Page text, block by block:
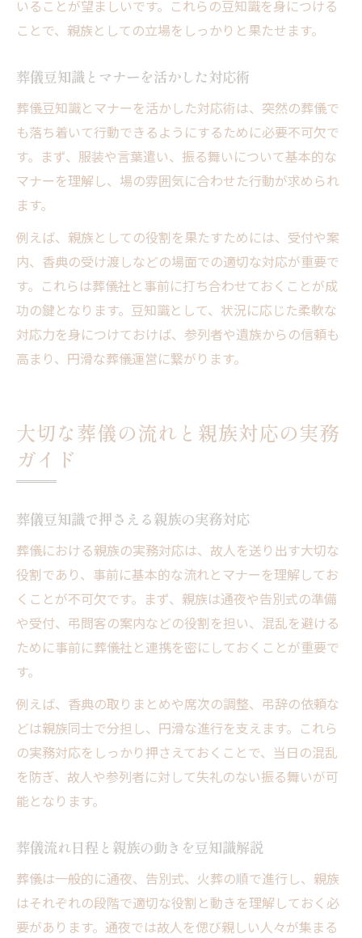
いることが望ましいです。これらの豆知識を身につける
ことで、親族としての立場をしっかりと果たせます。
葬儀豆知識とマナーを活かした対応術
葬儀豆知識とマナーを活かした対応術は、突然の葬儀で
も落ち着いて行動できるようにするために必要不可欠で
す。まず、服装や言葉遣い、振る舞いについて基本的な
マナーを理解し、場の雰囲気に合わせた行動が求められ
ます。
例えば、親族としての役割を果たすためには、受付や案
内、香典の受け渡しなどの場面での適切な対応が重要で
す。これらは葬儀社と事前に打ち合わせておくことが成
功の鍵となります。豆知識として、状況に応じた柔軟な
対応力を身につけておけば、参列者や遺族からの信頼も
高まり、円滑な葬儀運営に繋がります。
大切な葬儀の流れと親族対応の実務
ガイド
葬儀豆知識で押さえる親族の実務対応
葬儀における親族の実務対応は、故人を送り出す大切な
役割であり、事前に基本的な流れとマナーを理解してお
くことが不可欠です。まず、親族は通夜や告別式の準備
や受付、弔問客の案内などの役割を担い、混乱を避ける
ために事前に葬儀社と連携を密にしておくことが重要で
す。
例えば、香典の取りまとめや席次の調整、弔辞の依頼な
どは親族同士で分担し、円滑な進行を支えます。これら
の実務対応をしっかり押さえておくことで、当日の混乱
を防ぎ、故人や参列者に対して失礼のない振る舞いが可
能となります。
葬儀流れ日程と親族の動きを豆知識解説
葬儀は一般的に通夜、告別式、火葬の順で進行し、親族
はそれぞれの段階で適切な役割と動きを理解しておく必
要があります。通夜では故人を偲び親しい人々が集まる